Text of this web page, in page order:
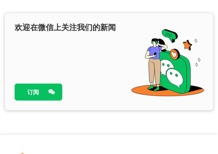
欢迎在微信上关注我们的新闻
订阅